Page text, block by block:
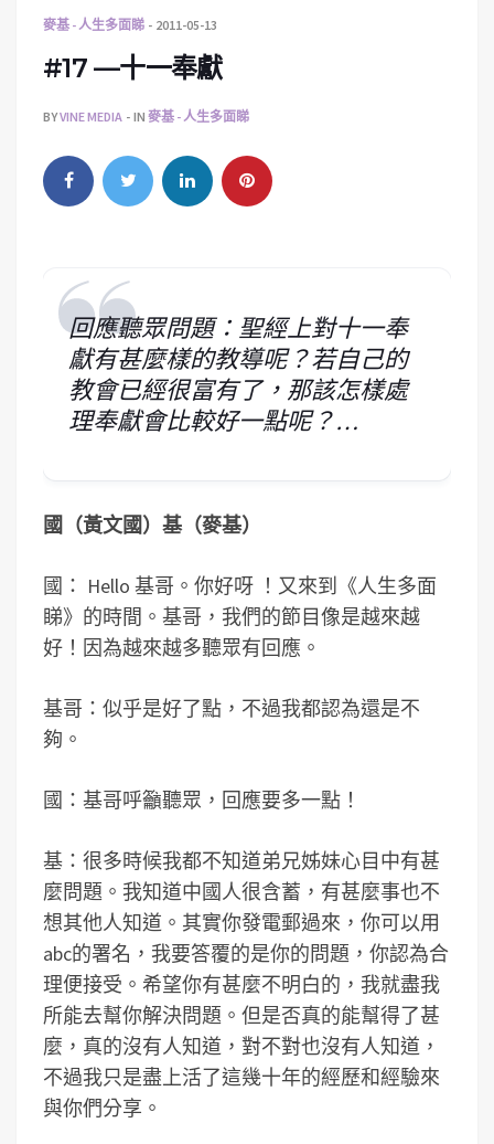
麥基 - 人生多面睇 2011-05-13
#17 —十一奉獻
BYVINE MEDIA IN 麥基 - 人生多面睇
回應聽眾問題：聖經上對十一奉
獻有甚麼樣的教導呢？若自己的
教會已經很富有了，那該怎樣處
理奉獻會比較好一點呢？…
國（黃文國）基（麥基）
國： Hello 基哥。你好呀 ！又來到《人生多面
睇》的時間。基哥，我們的節目像是越來越
好！因為越來越多聽眾有回應。
基哥：似乎是好了點，不過我都認為還是不
夠。
國：基哥呼籲聽眾，回應要多一點！
基：很多時候我都不知道弟兄姊妹心目中有甚
麼問題。我知道中國人很含蓄，有甚麼事也不
想其他人知道。其實你發電郵過來，你可以用
abc的署名，我要答覆的是你的問題，你認為合
理便接受。希望你有甚麼不明白的，我就盡我
所能去幫你解決問題。但是否真的能幫得了甚
麼，真的沒有人知道，對不對也沒有人知道，
不過我只是盡上活了這幾十年的經歷和經驗來
與你們分享。